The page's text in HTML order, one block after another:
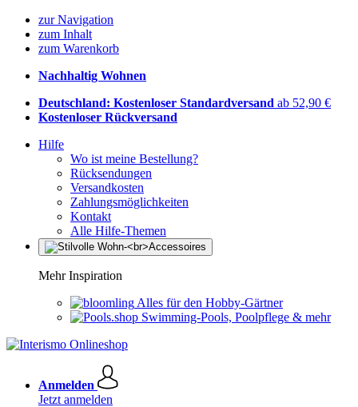
zur Navigation
zum Inhalt
zum Warenkorb
Nachhaltig Wohnen
Deutschland: Kostenloser Standardversand ab 52,90 €
Kostenloser Rückversand
Hilfe
Wo ist meine Bestellung?
Rücksendungen
Versandkosten
Zahlungsmöglichkeiten
Kontakt
Alle Hilfe-Themen
Mehr Inspiration
Alles für den Hobby-Gärtner
Swimming-Pools, Poolpflege & mehr
Anmelden
Jetzt anmelden